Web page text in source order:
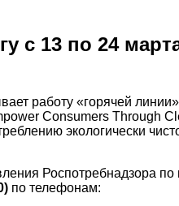
с 13 по 24
работу «горячей
Consumers Through
экологически
Роспотребнадзора по
по телефонам: